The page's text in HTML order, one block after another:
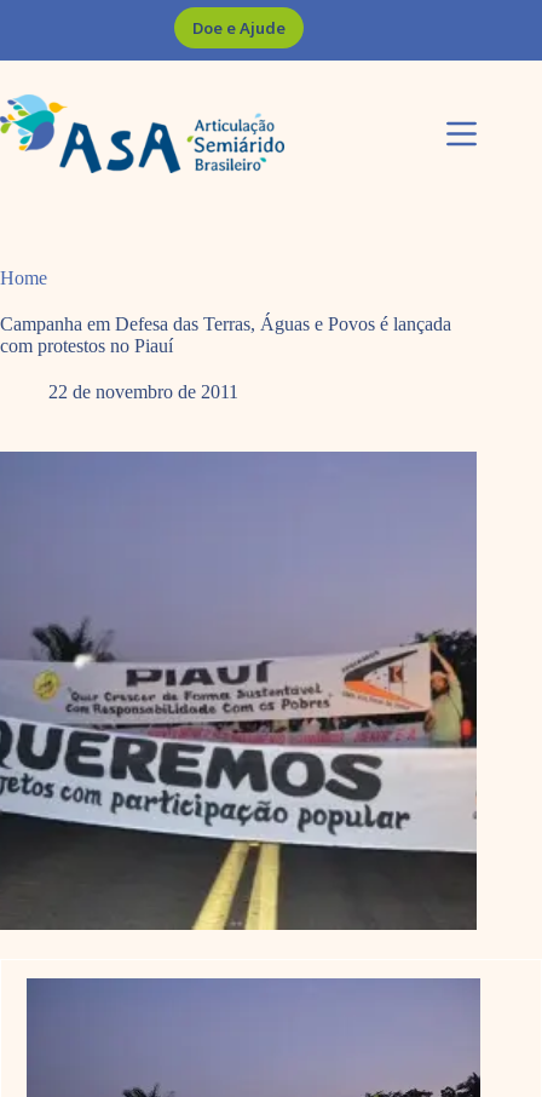
Doe e Ajude
Home
Campanha em Defesa das Terras, Águas e Povos é lançada
com protestos no Piauí
22 de novembro de 2011